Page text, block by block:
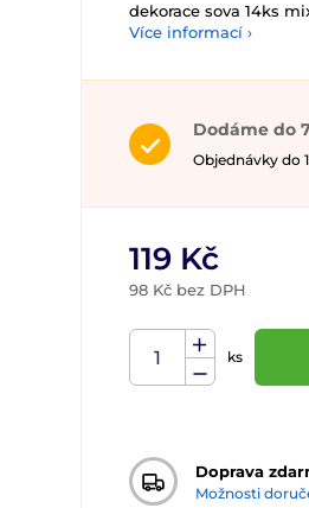
dekorace sova 14ks
Více informací ›
Dodáme do
Objednávky do
119 Kč
98 Kč bez DPH
ks
Doprava
Možnosti